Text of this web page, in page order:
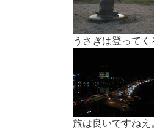
うさぎは登って
旅は良いですねえ